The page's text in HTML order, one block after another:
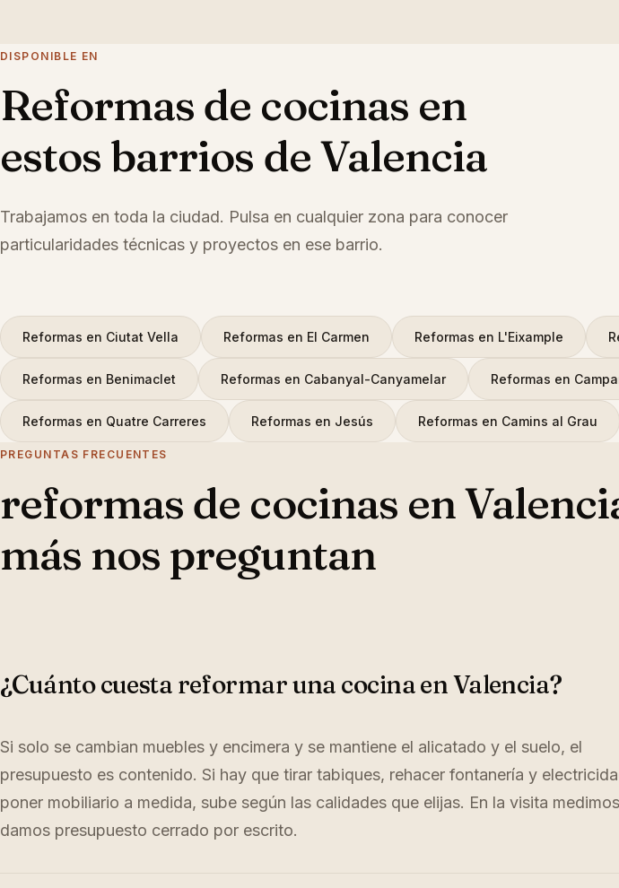
DISPONIBLE EN
Reformas de cocinas en
estos barrios de Valencia
Trabajamos en toda la ciudad. Pulsa en cualquier zona para conocer
particularidades técnicas y proyectos en ese barrio.
Reformas en Ciutat Vella Reformas en El Carmen Reformas en L'Eixample
Reformas en Benimaclet Reformas en Cabanyal-Canyamelar Reformas en
Reformas en Quatre Carreres Reformas en Jesús Reformas en Camins al Grau
PREGUNTAS FRECUENTES
reformas de cocinas en
más nos preguntan
¿Cuánto cuesta reformar una cocina en Valencia?
Si solo se cambian muebles y encimera y se mantiene el alicatado y el suelo, el
presupuesto es contenido. Si hay que tirar tabiques, rehacer fontanería y
poner mobiliario a medida, sube según las calidades que elijas. En la visita
damos presupuesto cerrado por escrito.